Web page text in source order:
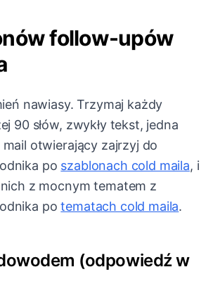
follow-upów
nawiasy. Trzymaj każdy
90 słów, zwykły tekst, jedna
mail otwierający zajrzyj do
po szablonach cold maila, i
z mocnym tematem z
potematach cold maila.
(odpowiedź w